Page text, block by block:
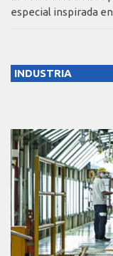
especial inspirada
INDUSTRIA